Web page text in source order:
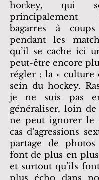
hockey, qui
bagarres à
pendant les
qu’il se cache ici
peut-être encore
régler : la « culture
sein du hockey.
je ne suis pas
généraliser, loin
ne peut ignorer le
cas d’agressions
partage de
font de plus en
et surtout qu’ils